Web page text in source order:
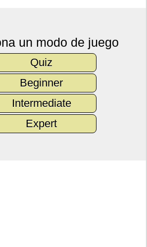
un modo de juego
Quiz
Beginner
Intermediate
Expert